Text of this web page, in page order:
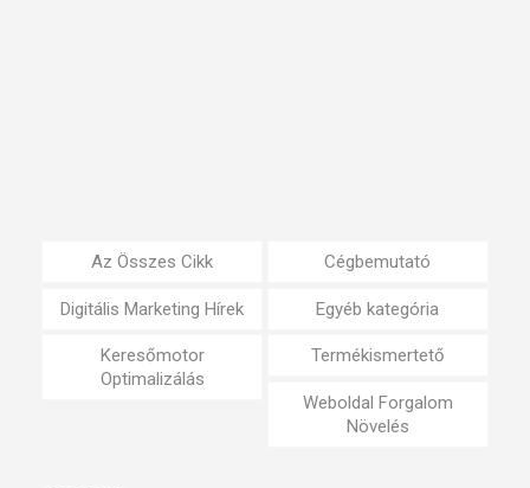
Az Összes Cikk Cégbemutató
Digitális Marketing Hírek Egyéb kategória
Keresőmotor
Optimalizálás
Termékismertető
Weboldal Forgalom
Növelés